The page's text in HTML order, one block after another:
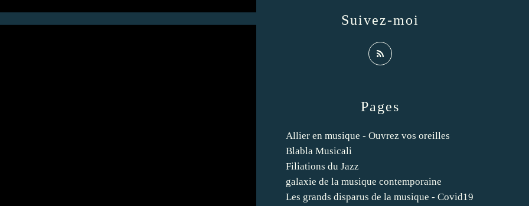
Pages
Allier en musique - Ouvrez vos oreilles
Blabla Musicali
Filiations du Jazz
galaxie de la musique contemporaine
Les grands disparus de la musique - Covid19
Suivez-moi